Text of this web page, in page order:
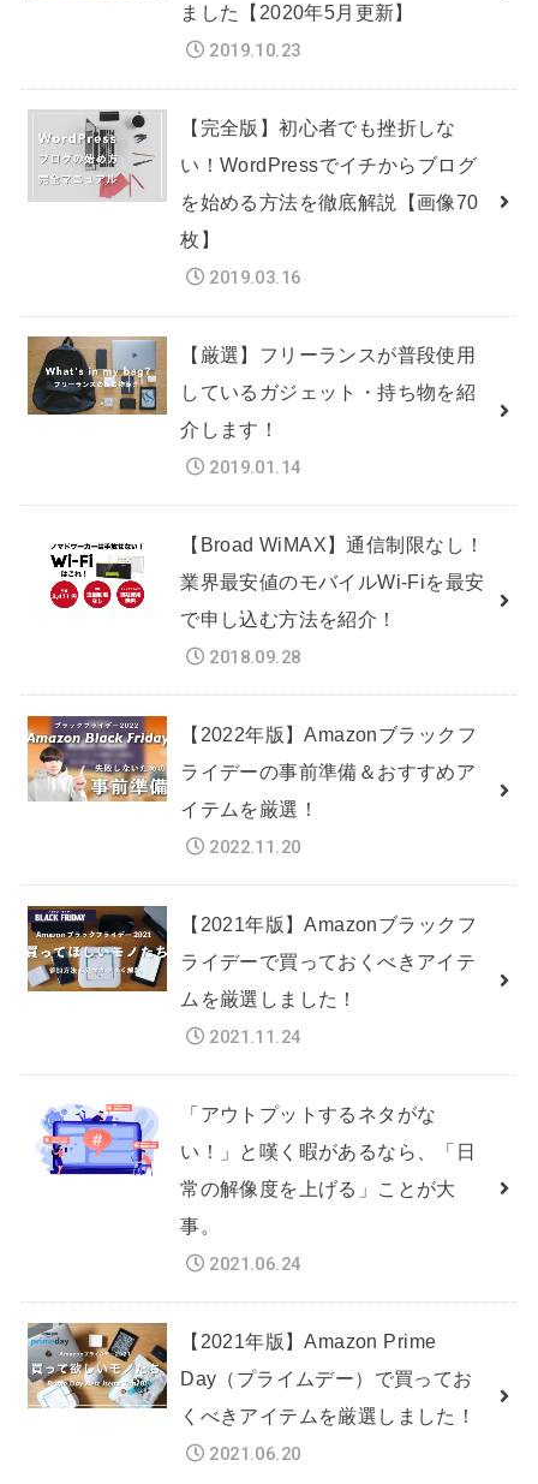
ました【2020年5月更新】
2019.10.23
【完全版】初心者でも挫折しな
い！WordPressでイチからブログ
を始める方法を徹底解説【画像70
枚】
2019.03.16
【厳選】フリーランスが普段使用
しているガジェット・持ち物を紹
介します！
2019.01.14
【Broad WiMAX】通信制限なし！
業界最安値のモバイルWi-Fiを最安
で申し込む方法を紹介！
2018.09.28
【2022年版】Amazonブラックフ
ライデーの事前準備＆おすすめア
イテムを厳選！
2022.11.20
【2021年版】Amazonブラックフ
ライデーで買っておくべきアイテ
ムを厳選しました！
2021.11.24
「アウトプットするネタがな
い！」と嘆く暇があるなら、「日
常の解像度を上げる」ことが大
事。
2021.06.24
【2021年版】Amazon Prime
Day（プライムデー）で買ってお
くべきアイテムを厳選しました！
2021.06.20